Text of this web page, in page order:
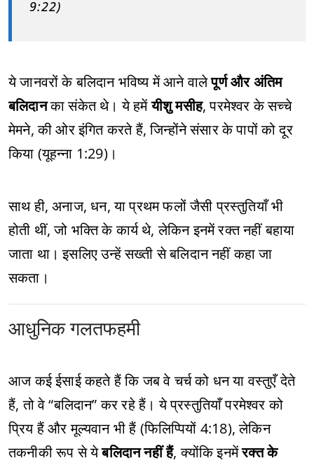
9:22)
ये जानवरों के बलिदान भविष्य में आने वालेपूर्ण और अंतिम
बलिदानका संकेत थे। ये हमेंयीशु मसीह, परमेश्वर के सच्चे
मेमने, की ओर इंगित करते हैं, जिन्होंने संसार के पापों को दूर
किया (यूहन्ना 1:29)।
साथ ही, अनाज, धन, या प्रथम फलों जैसी प्रस्तुतियाँ भी
होती थीं, जो भक्ति के कार्य थे, लेकिन इनमें रक्त नहीं बहाया
जाता था। इसलिए उन्हें सख्ती से बलिदान नहीं कहा जा
सकता।
आधुनिक गलतफहमी
आज कई ईसाई कहते हैं कि जब वे चर्च को धन या वस्तुएँ देते
हैं, तो वे “बलिदान” कर रहे हैं। ये प्रस्तुतियाँ परमेश्वर को
प्रिय हैं और मूल्यवान भी हैं (फिलिप्पियों 4:18), लेकिन
तकनीकी रूप से येबलिदान नहीं हैं, क्योंकि इनमेंरक्त के